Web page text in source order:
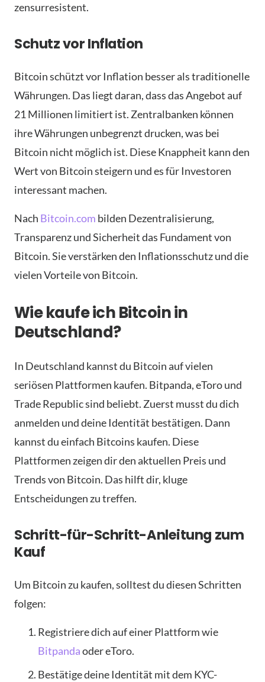
zensurresistent.
Schutz vor Inflation
Bitcoin schützt vor Inflation besser als traditionelle
Währungen. Das liegt daran, dass das Angebot auf
21 Millionen limitiert ist. Zentralbanken können
ihre Währungen unbegrenzt drucken, was bei
Bitcoin nicht möglich ist. Diese Knappheit kann den
Wert von Bitcoin steigern und es für Investoren
interessant machen.
Nach Bitcoin.com bilden Dezentralisierung,
Transparenz und Sicherheit das Fundament von
Bitcoin. Sie verstärken den Inflationsschutz und die
vielen Vorteile von Bitcoin.
Wie kaufe ich Bitcoin in
Deutschland?
In Deutschland kannst du Bitcoin auf vielen
seriösen Plattformen kaufen. Bitpanda, eToro und
Trade Republic sind beliebt. Zuerst musst du dich
anmelden und deine Identität bestätigen. Dann
kannst du einfach Bitcoins kaufen. Diese
Plattformen zeigen dir den aktuellen Preis und
Trends von Bitcoin. Das hilft dir, kluge
Entscheidungen zu treffen.
Schritt-für-Schritt-Anleitung zum
Kauf
Um Bitcoin zu kaufen, solltest du diesen Schritten
folgen:
Registriere dich auf einer Plattform wie
Bitpandaoder eToro.
Bestätige deine Identität mit dem KYC-